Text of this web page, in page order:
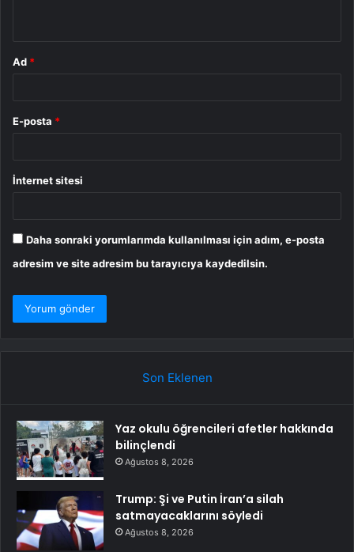
Ad *
E-posta *
İnternet sitesi
Daha sonraki yorumlarımda kullanılması için adım, e-posta
adresim ve site adresim bu tarayıcıya kaydedilsin.
Son Eklenen
Yaz okulu öğrencileri afetler hakkında
bilinçlendi
Ağustos 8, 2026
Trump: Şi ve Putin İran’a silah
satmayacaklarını söyledi
Ağustos 8, 2026